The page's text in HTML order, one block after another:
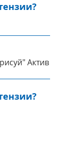
Актив